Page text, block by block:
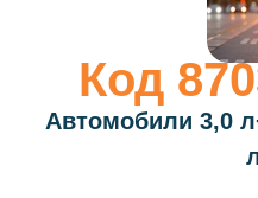
Код
Автомобили 3,0